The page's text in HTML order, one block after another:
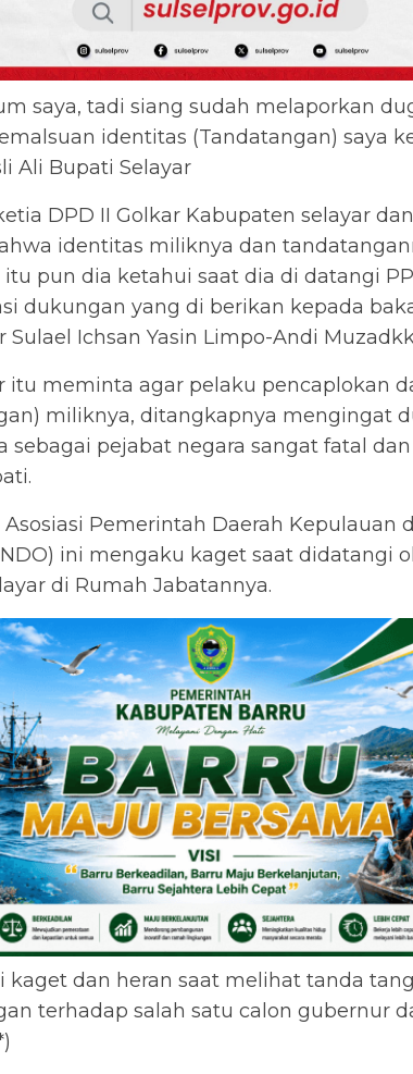
saya, tadi siang sudah melaporkan
identitas (Tandatangan) saya
Ali Bupati Selayar
DPD II Golkar Kabupaten selayar
identitas miliknya dan
pun dia ketahui saat dia di datangi
dukungan yang di berikan kepada
Sulael Ichsan Yasin Limpo-Andi
itu meminta agar pelaku pencaplokan
miliknya, ditangkapnya mengingat
sebagai pejabat negara sangat fatal
Pemerintah Daerah Kepulauan
ini mengaku kaget saat didatangi
di Rumah Jabatannya.
kaget dan heran saat melihat tanda
terhadap salah satu calon gubernur